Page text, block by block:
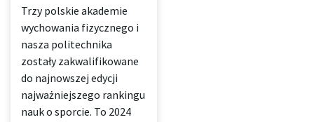
Trzy polskie akademie
wychowania fizycznego i
nasza politechnika
zostały zakwalifikowane
do najnowszej edycji
najważniejszego rankingu
nauk o sporcie. To 2024